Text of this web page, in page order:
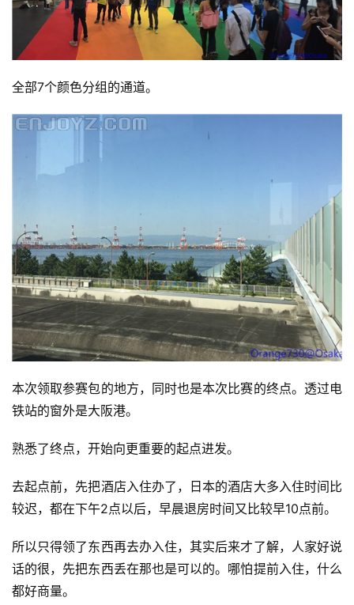
赛
察
装
备
训
练
视
频
用
精
选
运
动
集
全部7个颜色分组的通道。
本次领取参赛包的地方，同时也是本次比赛的终点。透过电
铁站的窗外是大阪港。
熟悉了终点，开始向更重要的起点进发。
去起点前，先把酒店入住办了，日本的酒店大多入住时间比
较迟，都在下午2点以后，早晨退房时间又比较早10点前。
所以只得领了东西再去办入住，其实后来才了解，人家好说
话的很，先把东西丢在那也是可以的。哪怕提前入住，什么
都好商量。